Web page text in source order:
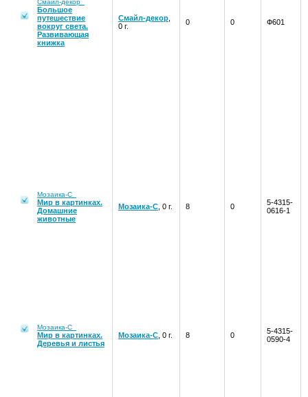
Смайл-декор
Большое
путешествие
вокруг света.
Развивающая
книжка
Смайл-декор
0 г.
0 0 Ф601
Мозаика-С
Мир в картинках.
Домашние
животные
Мозаика-С , 0 г. 8 0
5-4315-
0616-1
Мозаика-С
Мир в картинках.
Деревья и листья
Мозаика-С , 0 г. 8 0
5-4315-
0590-4